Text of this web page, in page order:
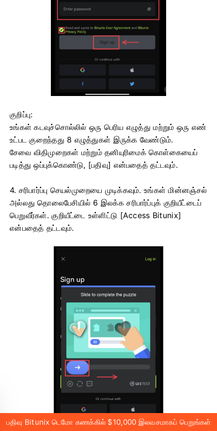
குறிப்பு:
உங்கள் கடவுச்சொல்லில் ஒரு பெரிய எழுத்து மற்றும் ஒரு எண்
உட்பட குறைந்தது 8 எழுத்துகள் இருக்க வேண்டும்.
சேவை விதிமுறைகள் மற்றும் தனியுரிமைக் கொள்கையைப்
படித்து ஒப்புக்கொண்டு, [பதிவு] என்பதைத் தட்டவும்.
4. சரிபார்ப்பு செயல்முறையை முடிக்கவும். உங்கள் மின்னஞ்சல்
அல்லது தொலைபேசியில் 6 இலக்க சரிபார்ப்புக் குறியீட்டைப்
பெறுவீர்கள்.குறியீட்டை உள்ளிட்டு [Access Bitunix]
என்பதைத் தட்டவும்.
பதிவு Bitunix டெமோ கணக்கில் $10,000 இலவசமாகப் பெறுங்கள்